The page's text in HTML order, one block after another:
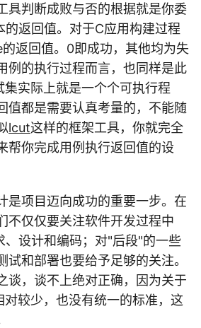
具判断成败与否的根据就是你委
返回值。对于C应用构建过程
返回值。0即成功，其他均为失
例的执行过程而言，也同样是此
集实际上就是一个个可执行程
值都是需要认真考量的，不能随
lcut这样的框架工具，你就完全
帮你完成用例执行返回值的设
是项目迈向成功的重要一步。在
不仅仅要关注软件开发过程中
、设计和编码；对"后段"的一些
试和部署也要给予足够的关注。
谈，谈不上绝对正确，因为关于
对较少，也没有统一的标准，这